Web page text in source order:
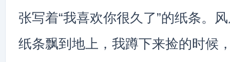
张写着“我喜欢你很久了”的纸条。
纸条飘到地上，我蹲下来捡的时候